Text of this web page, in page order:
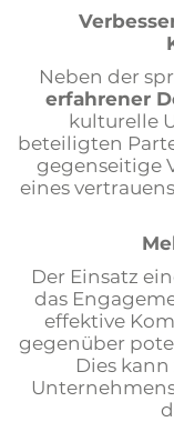
Neben der
erfahrener
kulturelle
beteiligten
gegenseitige
eines
Der Einsatz
das
effektive
gegenüber
Dies